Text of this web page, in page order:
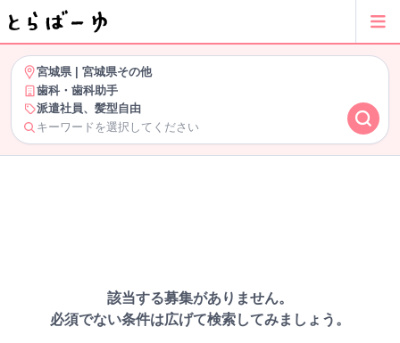
宮城県| 宮城県その他
歯科・歯科助手
派遣社員、髪型自由
キーワードを選択してください
該当する募集がありません。
必須でない条件は広げて検索してみましょう。